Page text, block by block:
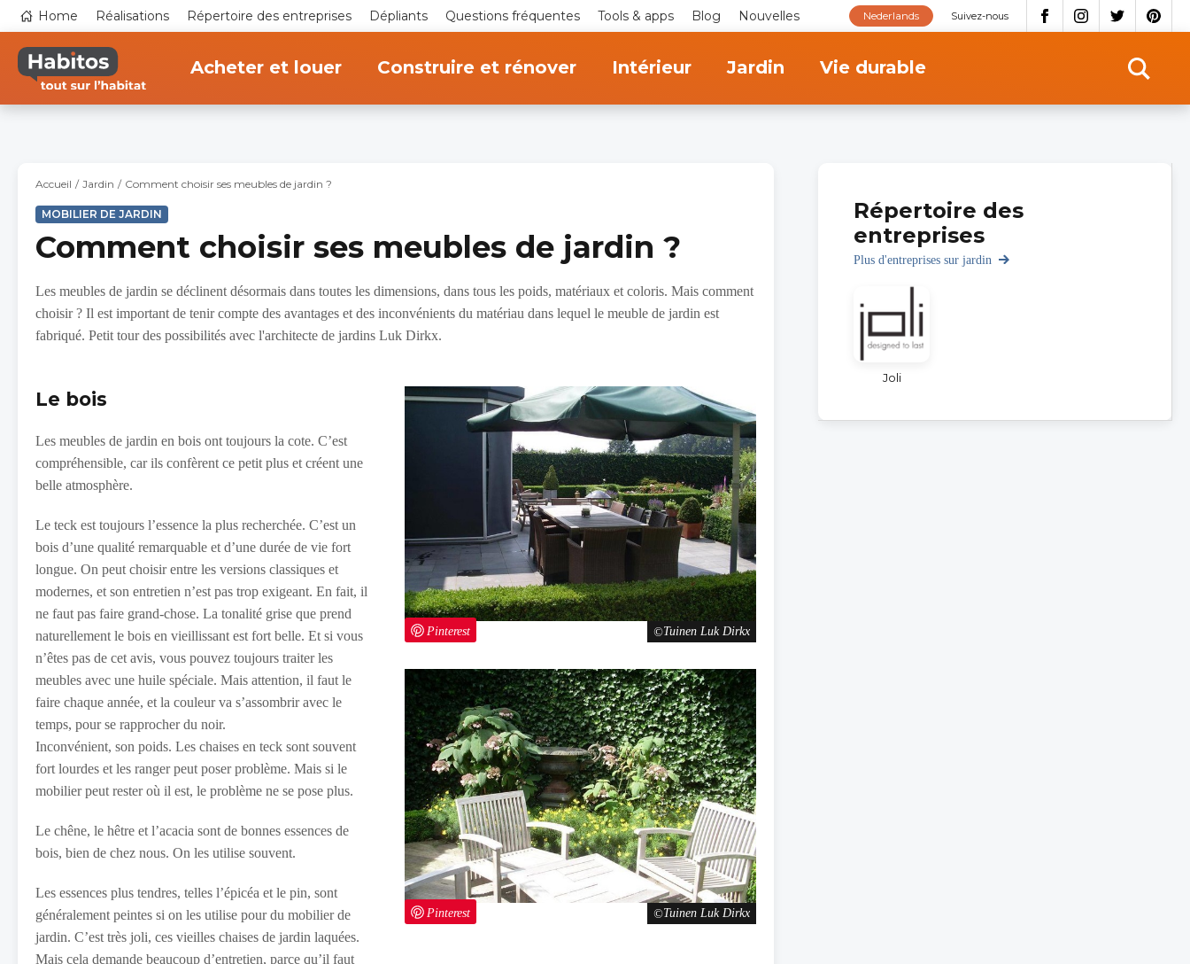
contenu
principal
Top
navigation
Home Réalisations Répertoire des entreprises Dépliants Questions fréquentes Tools & apps Blog Nouvelles Suivez-nous
Nederlands
Acheter et louer Construire et rénover Intérieur Jardin Vie durable
Accueil Jardin Comment choisir ses meubles de jardin ?
MOBILIER DE JARDIN
Comment choisir ses meubles de jardin ?
Les meubles de jardin se déclinent désormais dans toutes les dimensions, dans tous les poids, matériaux et coloris. Mais comment
choisir ? Il est important de tenir compte des avantages et des inconvénients du matériau dans lequel le meuble de jardin est
fabriqué. Petit tour des possibilités avec l'architecte de jardins Luk Dirkx.
Tuinen Luk Dirkx
Pinterest
Tuinen Luk Dirkx
Pinterest
Le bois
Les meubles de jardin en bois ont toujours la cote. C’est
compréhensible, car ils confèrent ce petit plus et créent une
belle atmosphère.
Le teck est toujours l’essence la plus recherchée. C’est un
bois d’une qualité remarquable et d’une durée de vie fort
longue. On peut choisir entre les versions classiques et
modernes, et son entretien n’est pas trop exigeant. En fait, il
ne faut pas faire grand-chose. La tonalité grise que prend
naturellement le bois en vieillissant est fort belle. Et si vous
n’êtes pas de cet avis, vous pouvez toujours traiter les
meubles avec une huile spéciale. Mais attention, il faut le
faire chaque année, et la couleur va s’assombrir avec le
temps, pour se rapprocher du noir.
Inconvénient, son poids. Les chaises en teck sont souvent
fort lourdes et les ranger peut poser problème. Mais si le
mobilier peut rester où il est, le problème ne se pose plus.
Le chêne, le hêtre et l’acacia sont de bonnes essences de
bois, bien de chez nous. On les utilise souvent.
Les essences plus tendres, telles l’épicéa et le pin, sont
généralement peintes si on les utilise pour du mobilier de
jardin. C’est très joli, ces vieilles chaises de jardin laquées.
Mais cela demande beaucoup d’entretien, parce qu’il faut
Répertoire des
entreprises
Plus d'entreprises sur jardin
Joli